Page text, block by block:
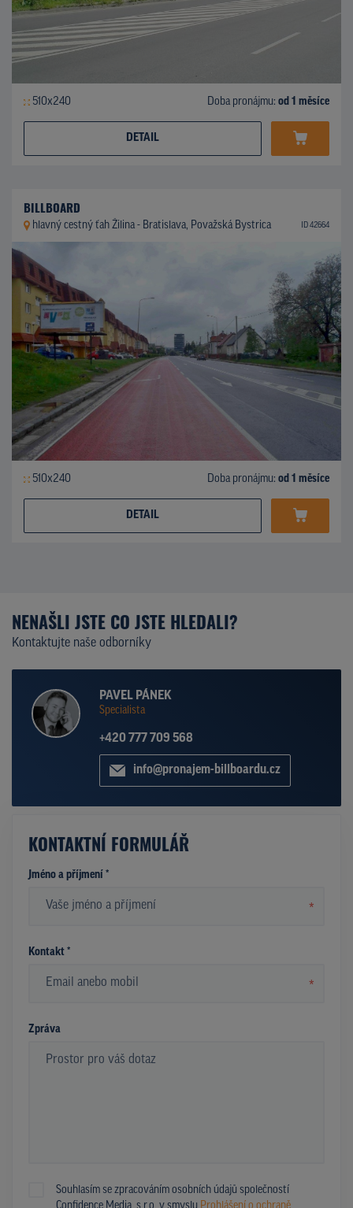
510x240 Doba pronájmu: od 1 měsíce
DETAIL
BILLBOARD
hlavný cestný ťah Žilina - Bratislava, Považská Bystrica ID 42664
510x240 Doba pronájmu: od 1 měsíce
DETAIL
NENAŠLI JSTE CO JSTE HLEDALI?
Kontaktujte naše odborníky
PAVEL PÁNEK
Specialista
+420 777 709 568
info@pronajem-billboardu.cz
KONTAKTNÍ FORMULÁŘ
Jméno a příjmení *
*
Kontakt *
*
Zpráva
Souhlasím se zpracováním osobních údajů společností